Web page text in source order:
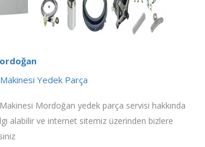
Yedek Parça
Mordoğan yedek parça servisi hakkında
alabilir ve internet sitemiz üzerinden bizlere